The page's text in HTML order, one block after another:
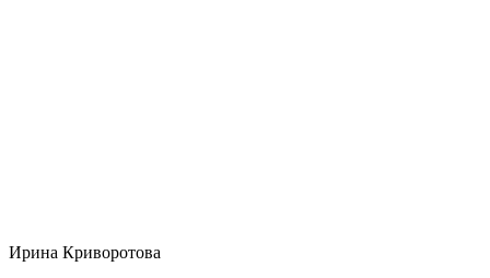
Ирина Криворотова